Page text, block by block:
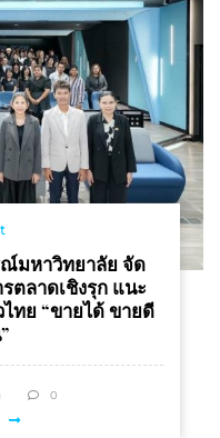
มหาวิทยาลัย จัด
ตลาดเชิงรุก แนะ
ทย “ขายได้ ขายดี
0